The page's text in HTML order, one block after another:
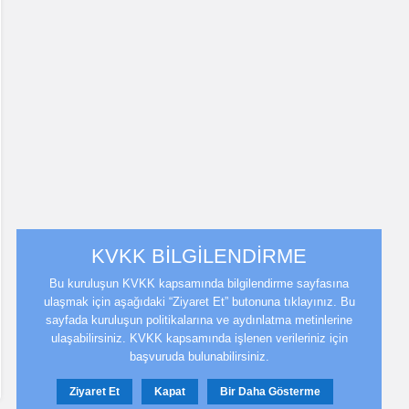
KVKK BİLGİLENDİRME
Bu kuruluşun KVKK kapsamında bilgilendirme sayfasına
ulaşmak için aşağıdaki “Ziyaret Et” butonuna tıklayınız. Bu
sayfada kuruluşun politikalarına ve aydınlatma metinlerine
ulaşabilirsiniz. KVKK kapsamında işlenen verileriniz için
başvuruda bulunabilirsiniz.
Ziyaret Et Kapat Bir Daha Gösterme